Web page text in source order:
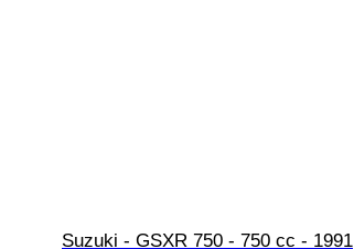
Suzuki - GSXR 750 - 750 cc - 1991